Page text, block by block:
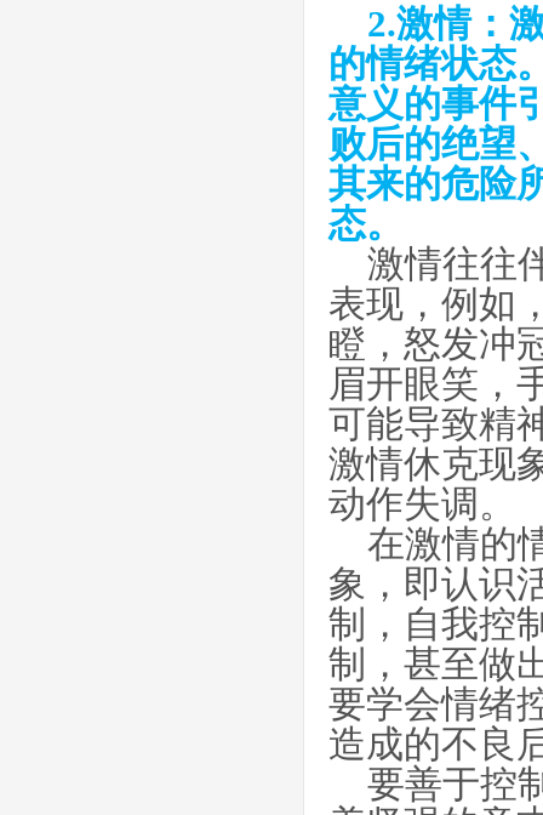
2.激情：
的情绪状态
意义的事件
败后的绝望
其来的危险
态。
激情往往
表现，例如
瞪，怒发冲
眉开眼笑，
可能导致精
激情休克现
动作失调。
在激情的
象，即认识
制，自我控
制，甚至做
要学会情绪
造成的不良
要善于控